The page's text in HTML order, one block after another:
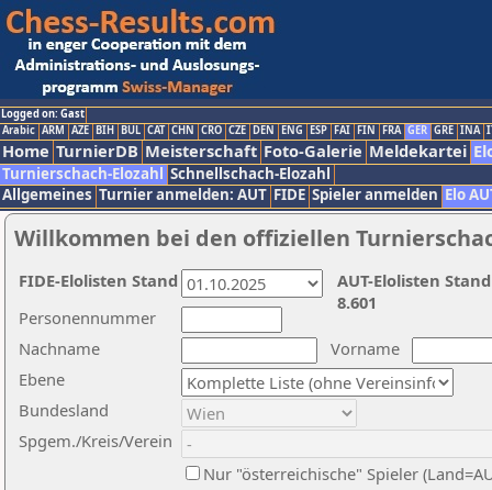
Logged on: Gast
Arabic ARM AZE BIH BUL CAT CHN CRO CZE DEN ENG ESP FAI FIN FRA GER GRE INA
Home TurnierDB Meisterschaft Foto-Galerie Meldekartei
Turnierschach-Elozahl Schnellschach-Elozahl
Allgemeines Turnier anmelden: AUT FIDE Spieler anmelden Elo
Willkommen bei den offiziellen
Nachname
Vorname
Ebene
Personennummer
Bundesland
Spgem./Kreis/Verein
Nur "österreichische" Spieler
AUT-Elolisten
8.601
FIDE-Elolisten Stand